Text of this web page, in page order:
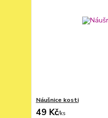
Náušnice kosti
49 Kč/ks